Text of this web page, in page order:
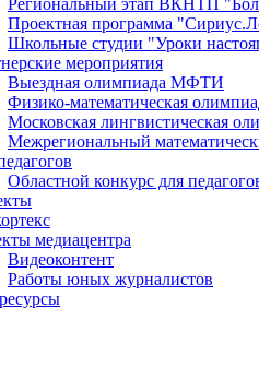
Региональный этап ВКНТП
Проектная программа
Школьные студии "Уроки
мероприятия
Выездная олимпиада МФТИ
Физико-математическая
Московская лингвистическая
Межрегиональный
Областной конкурс для
медиацентра
Видеоконтент
Работы юных журналистов